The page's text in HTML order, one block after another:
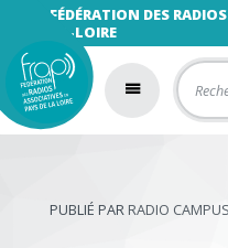
FÉDÉRATION DES
LA-LOIRE
PUBLIÉ PAR RADIO